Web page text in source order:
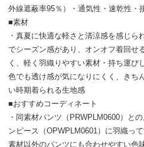
外線遮蔽率95％）・通気性・速乾性・
■素材
・真夏に快適な軽さと清涼感を感じ
でシーズン感があり、オンオフ着回せ
く、軽く羽織りやすい素材・持ち運び
色でも透け感が気になりにくく、きち
い時期着られる生地感
■おすすめコーディネート
・同素材パンツ（PRWPLM0600）と
ンピース（OPWPLM0601）に羽織っ
素材以外のパンツにも合わせやすい色